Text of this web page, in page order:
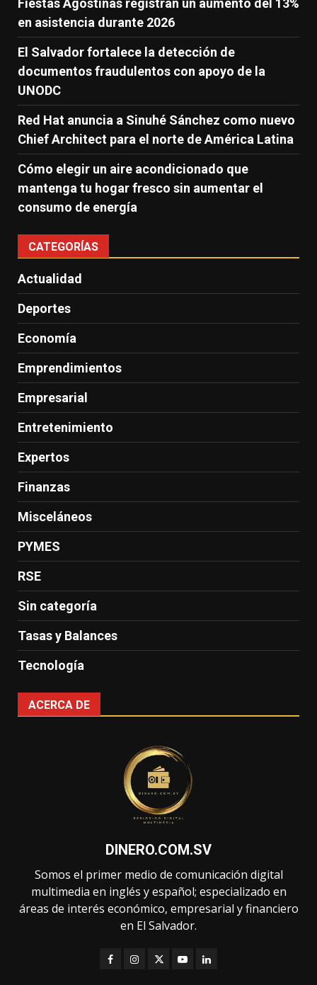
Fiestas Agostinas registran un aumento del 13%
en asistencia durante 2026
El Salvador fortalece la detección de
documentos fraudulentos con apoyo de la
UNODC
Red Hat anuncia a Sinuhé Sánchez como nuevo
Chief Architect para el norte de América Latina
Cómo elegir un aire acondicionado que
mantenga tu hogar fresco sin aumentar el
consumo de energía
CATEGORÍAS
Actualidad
Deportes
Economía
Emprendimientos
Empresarial
Entretenimiento
Expertos
Finanzas
Misceláneos
PYMES
RSE
Sin categoría
Tasas y Balances
Tecnología
ACERCA DE
DINERO.COM.SV
Somos el primer medio de comunicación digital
multimedia en inglés y español; especializado en
áreas de interés económico, empresarial y financiero
en El Salvador.